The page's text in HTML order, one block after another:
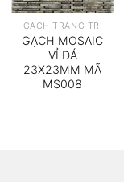
GẠCH TRANG TRÍ
GẠCH MOSAIC
VỈ ĐÁ
23X23MM MÃ
MS008